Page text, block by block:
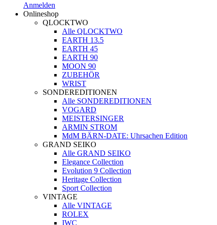
Anmelden
Onlineshop
QLOCKTWO
Alle QLOCKTWO
EARTH 13.5
EARTH 45
EARTH 90
MOON 90
ZUBEHÖR
WRIST
SONDEREDITIONEN
Alle SONDEREDITIONEN
VOGARD
MEISTERSINGER
ARMIN STROM
MdM BÄRN-DATE: Uhrsachen Edition
GRAND SEIKO
Alle GRAND SEIKO
Elegance Collection
Evolution 9 Collection
Heritage Collection
Sport Collection
VINTAGE
Alle VINTAGE
ROLEX
IWC